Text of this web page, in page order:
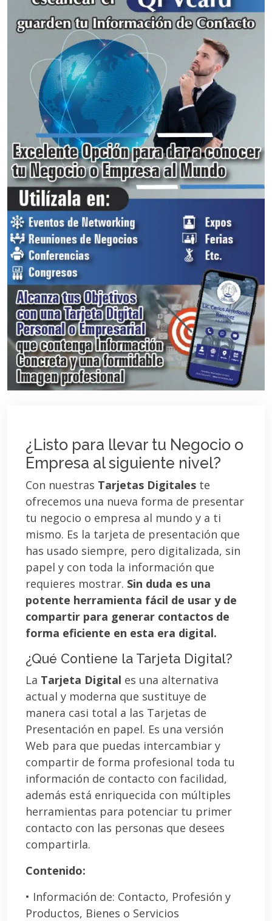
¿Listo para llevar tu Negocio o
Empresa al siguiente nivel?
Con nuestras Tarjetas Digitales te
ofrecemos una nueva forma de presentar
tu negocio o empresa al mundo y a ti
mismo. Es la tarjeta de presentación que
has usado siempre, pero digitalizada, sin
papel y con toda la información que
requieres mostrar. Sin duda es una
potente herramienta fácil de usar y de
compartir para generar contactos de
forma eficiente en esta era digital.
¿Qué Contiene la Tarjeta Digital?
La Tarjeta Digital es una alternativa
actual y moderna que sustituye de
manera casi total a las Tarjetas de
Presentación en papel. Es una versión
Web para que puedas intercambiar y
compartir de forma profesional toda tu
información de contacto con facilidad,
además está enriquecida con múltiples
herramientas para potenciar tu primer
contacto con las personas que desees
compartirla.
Contenido:
• Información de: Contacto, Profesión y
Productos, Bienes o Servicios